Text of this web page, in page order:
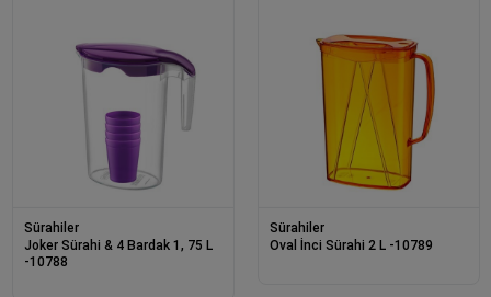
Sürahiler
Joker Sürahi & 4 Bardak 1, 75 L
-10788
Sürahiler
Oval İnci Sürahi 2 L -10789